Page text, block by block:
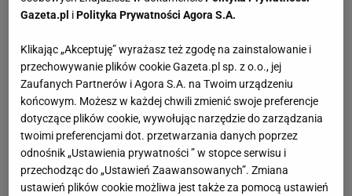
Gazeta.pl iPolityka Prywatności Agora S.A.
Klikając „Akceptuję” wyrażasz też zgodę na zainstalowanie i
przechowywanie plików cookie Gazeta.pl sp. z o.o., jej
Zaufanych Partnerów i Agora S.A. na Twoim urządzeniu
końcowym. Możesz w każdej chwili zmienić swoje preferencje
dotyczące plików cookie, wywołując narzędzie do zarządzania
twoimi preferencjami dot. przetwarzania danych poprzez
odnośnik „Ustawienia prywatności ” w stopce serwisu i
przechodząc do „Ustawień Zaawansowanych”. Zmiana
ustawień plików cookie możliwa jest także za pomocą ustawień